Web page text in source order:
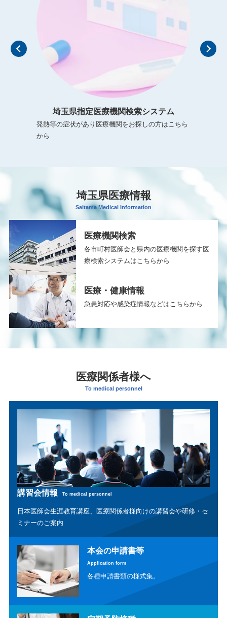
令和8年度埼玉県医師会産業医研修会の情報を掲載しまし
2026.06.05 イベント
令和８年度 てんかん市民公開講座について【8月1日(土)13時
埼玉県指定医療機関検索システム
発熱等の症状があり医療機関をお探しの方はこちら
から
埼玉県医療情報
Saitama Medical Information
医療機関検索
各市町村医師会と県内の医療機関を探す医
療検索システムはこちらから
医療・健康情報
急患対応や感染症情報などはこちらから
医療関係者様へ
To medical personnel
講習会情報 To medical personnel
日本医師会生涯教育講座、医療関係者様向けの講習会や研修・セ
ミナーのご案内
本会の申請書等
Application form
各種申請書類の様式集。